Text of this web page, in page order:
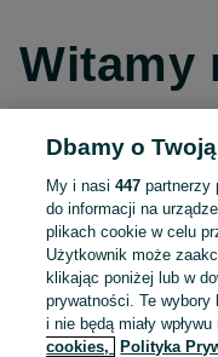
Witamy
Dbamy o
My i nasi447 partnerzy
do informacji na
plikach cookie w celu
Użytkownik może
klikając poniżej lub w
prywatności. Te wybory
i nie będą miały
cookies,
Polityka